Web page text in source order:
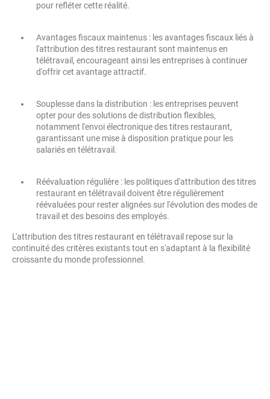
pour refléter cette réalité.
Avantages fiscaux maintenus : les avantages fiscaux liés à
l'attribution des titres restaurant sont maintenus en
télétravail, encourageant ainsi les entreprises à continuer
d'offrir cet avantage attractif.
Souplesse dans la distribution : les entreprises peuvent
opter pour des solutions de distribution flexibles,
notamment l'envoi électronique des titres restaurant,
garantissant une mise à disposition pratique pour les
salariés en télétravail.
Réévaluation régulière : les politiques d'attribution des titres
restaurant en télétravail doivent être régulièrement
réévaluées pour rester alignées sur l'évolution des modes de
travail et des besoins des employés.
L'attribution des titres restaurant en télétravail repose sur la
continuité des critères existants tout en s'adaptant à la flexibilité
croissante du monde professionnel.